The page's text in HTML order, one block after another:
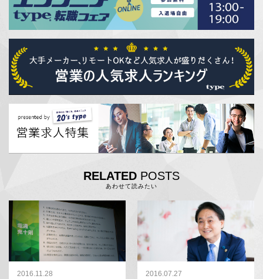
RELATED POSTS
あわせて読みたい
2016.11.28 2016.07.27